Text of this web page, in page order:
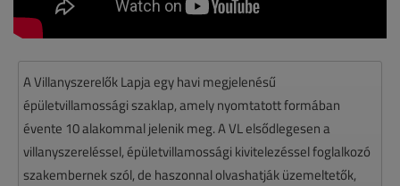
A Villanyszerelők Lapja egy havi megjelenésű
épületvillamossági szaklap, amely nyomtatott formában
évente 10 alakommal jelenik meg. A VL elsődlegesen a
villanyszereléssel, épületvillamossági kivitelezéssel foglalkozó
szakembernek szól, de haszonnal olvashatják üzemeltetők,